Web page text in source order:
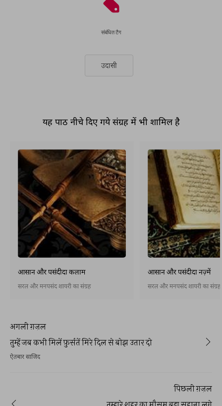
संबंधित टैग
उदासी
यह पाठ नीचे दिए गये संग्रह में भी शामिल है
आसान और पसंदीदा कलाम
सरल और मनपसंद शायरी का संग्रह
आसान और पसंदीदा नज़्में
सरल और मनपसंद शायरी का संग्रह
अगली ग़ज़ल
तुम्हें जब कभी मिलें फ़ुर्सतें मिरे दिल से बोझ उतार दो
ऐतबार साजिद
पिछली ग़ज़ल